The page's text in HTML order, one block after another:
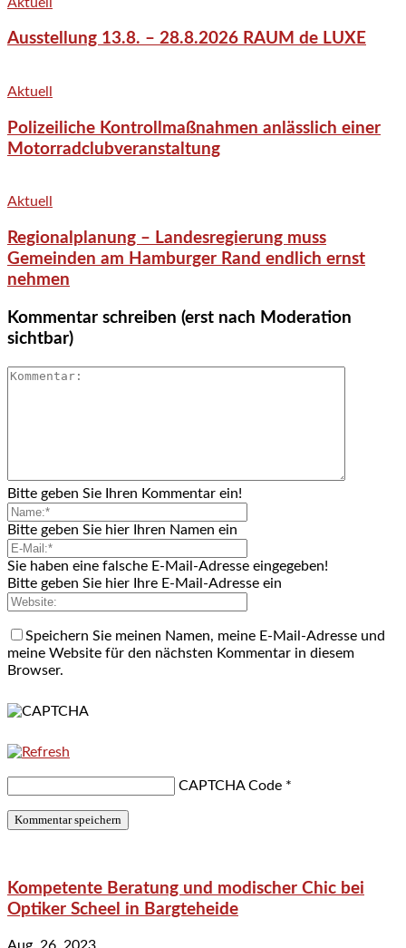
Ausstellung 13.8. – 28.8.2026 RAUM de LUXE
Aktuell
Polizeiliche Kontrollmaßnahmen anlässlich einer
Motorradclubveranstaltung
Aktuell
Regionalplanung – Landesregierung muss
Gemeinden am Hamburger Rand endlich ernst
nehmen
Kommentar schreiben (erst nach Moderation
sichtbar)
Bitte geben Sie Ihren Kommentar ein!
Bitte geben Sie hier Ihren Namen ein
Sie haben eine falsche E-Mail-Adresse eingegeben!
Bitte geben Sie hier Ihre E-Mail-Adresse ein
Speichern Sie meinen Namen, meine E-Mail-Adresse und
meine Website für den nächsten Kommentar in diesem
Browser.
CAPTCHA Code *
Kompetente Beratung und modischer Chic bei
Optiker Scheel in Bargteheide